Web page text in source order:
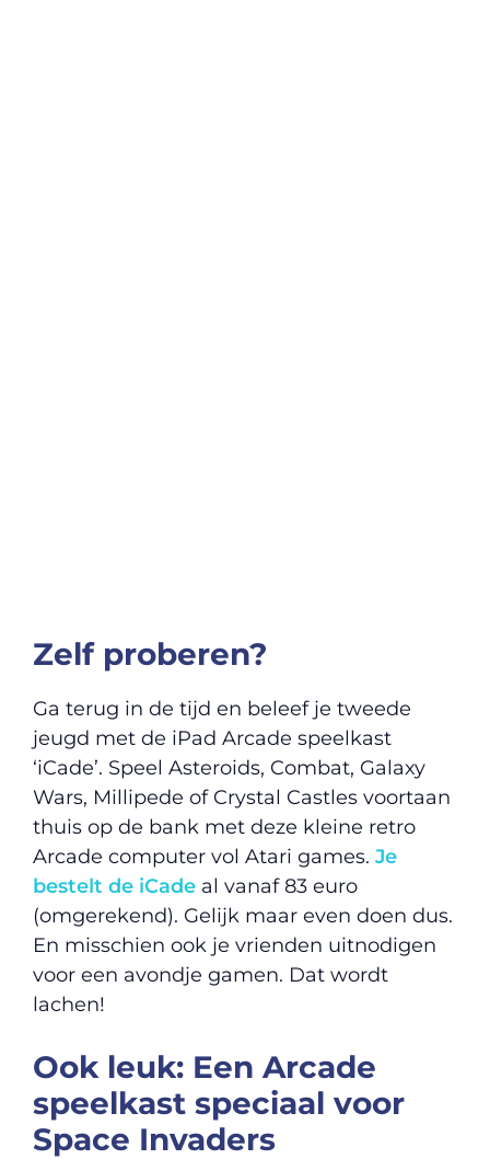
Zelf proberen?
Ga terug in de tijd en beleef je tweede
jeugd met de iPad Arcade speelkast
‘iCade’. Speel Asteroids, Combat, Galaxy
Wars, Millipede of Crystal Castles voortaan
thuis op de bank met deze kleine retro
Arcade computer vol Atari games. Je
bestelt de iCade al vanaf 83 euro
(omgerekend). Gelijk maar even doen dus.
En misschien ook je vrienden uitnodigen
voor een avondje gamen. Dat wordt
lachen!
Ook leuk: Een Arcade
speelkast speciaal voor
Space Invaders